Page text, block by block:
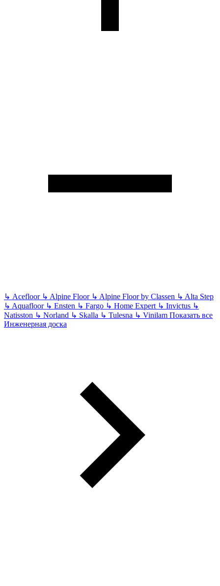
↳ Acefloor ↳ Alpine Floor ↳ Alpine Floor by Classen ↳ Alta Step
↳ Aquafloor ↳ Ensten ↳ Fargo ↳ Home Expert ↳ Invictus ↳
Natisston ↳ Norland ↳ Skalla ↳ Tulesna ↳ Vinilam Показать все
Инженерная доска